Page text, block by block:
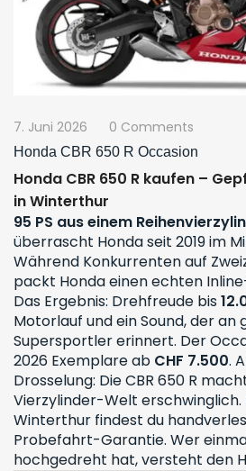
7. Juni 2026 0 Comments
Honda CBR 650 R Occasion
Honda CBR 650 R kaufen –
in Winterthur
95 PS aus einem
überrascht Honda seit 2019 im
Während Konkurrenten auf
packt Honda einen echten
Das Ergebnis: Drehfreude bis
Motorlauf und ein Sound, der an
Supersportler erinnert. Der
2026 Exemplare ab CHF 7.500.
Drosselung: Die CBR 650 R
Vierzylinder-Welt
Winterthur findest du
Probefahrt-Garantie. Wer
hochgedreht hat, versteht den